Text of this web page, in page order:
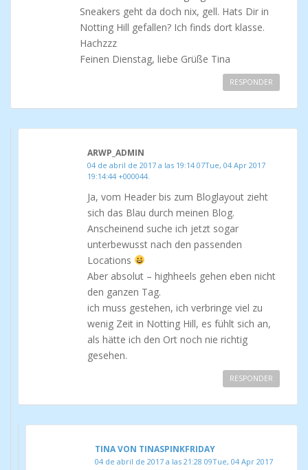
Sneakers geht da doch nix, gell. Hats Dir in
Notting Hill gefallen? Ich finds dort klasse.
Hachzzz
Feinen Dienstag, liebe Grüße Tina
RESPONDER
ARWP_ADMIN
04 de abril de 2017 a las 19:14 07Tue, 04 Apr 2017
19:14:44 +000044.
Ja, vom Header bis zum Bloglayout zieht
sich das Blau durch meinen Blog.
Anscheinend suche ich jetzt sogar
unterbewusst nach den passenden
Locations
Aber absolut – highheels gehen eben nicht
den ganzen Tag.
ich muss gestehen, ich verbringe viel zu
wenig Zeit in Notting Hill, es fühlt sich an,
als hätte ich den Ort noch nie richtig
gesehen.
RESPONDER
TINA VON TINASPINKFRIDAY
04 de abril de 2017 a las 21:28 09Tue, 04 Apr 2017